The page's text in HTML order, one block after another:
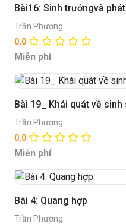
Bài16: Sinh trưởngvà
Trần Phương
0,0
Miễn phí
Bài 19_ Khái quát về
Trần Phương
0,0
Miễn phí
Bài 4: Quang hợp
Trần Phương